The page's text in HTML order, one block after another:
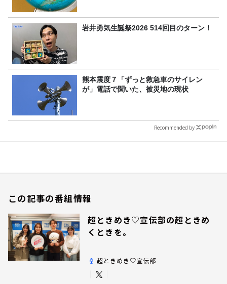
岩井勇気生誕祭2026 514回目のターン！
熊本震度７「ずっと救急車のサイレン
が」電話で聞いた、被災地の現状
Recommended by
この記事の番組情報
超ときめき♡宣伝部の超ときめ
くときを。
超ときめき♡宣伝部